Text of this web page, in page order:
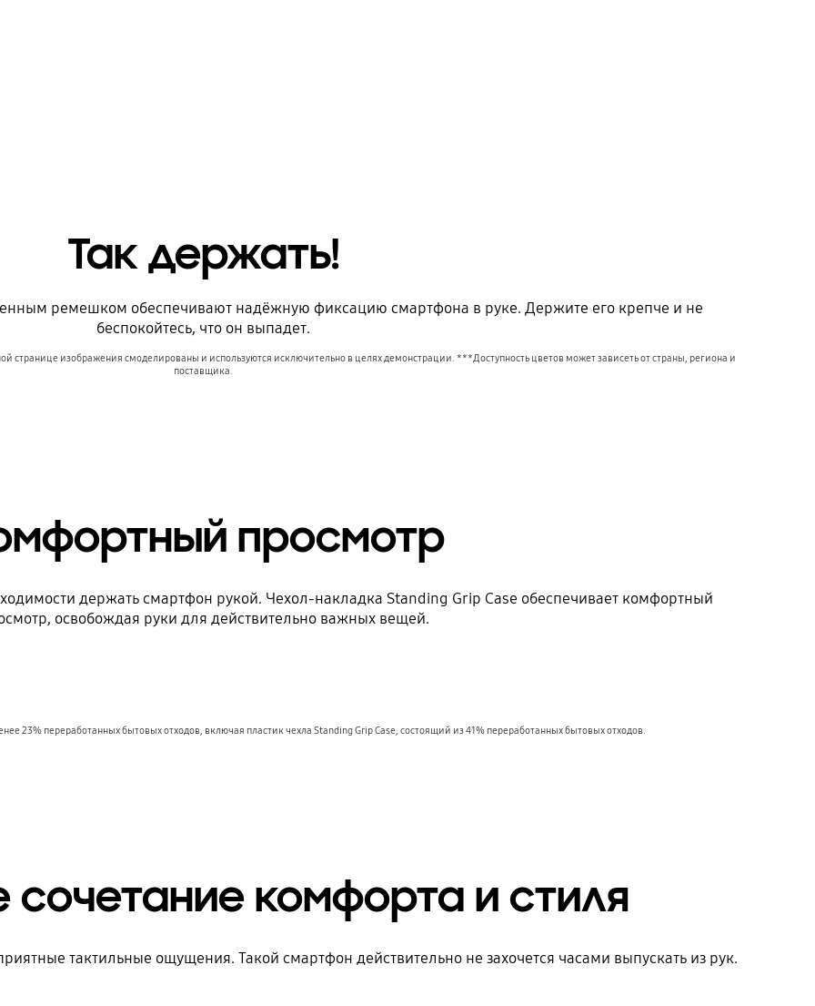
Так держать!
ремешком обеспечивают надёжную фиксацию смартфона в руке. Держите его крепче и не
беспокойтесь, что он выпадет.
странице изображения смоделированы и используются исключительно в целях демонстрации. ***Доступность цветов может зависеть от страны, региона и
поставщика.
просмотр
держать смартфон рукой. Чехол-накладка Standing Grip Case обеспечивает комфортный
освобождая руки для действительно важных вещей.
23% переработанных бытовых отходов, включая пластик чехла Standing Grip Case, состоящий из 41% переработанных бытовых отходов.
сочетание комфорта и стиля
тактильные ощущения. Такой смартфон действительно не захочется часами выпускать из рук.